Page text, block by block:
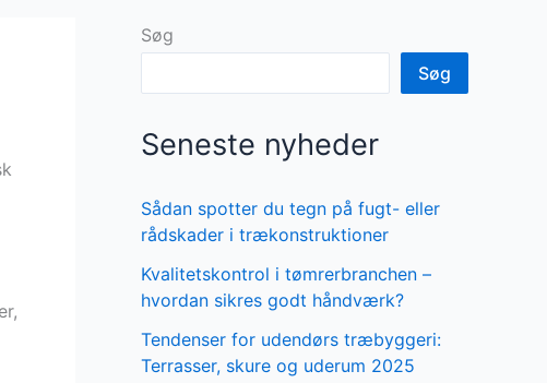
Søg
Søg
Seneste nyheder
Sådan spotter du tegn på fugt- eller
rådskader i trækonstruktioner
Kvalitetskontrol i tømrerbranchen –
hvordan sikres godt håndværk?
Tendenser for udendørs træbyggeri:
Terrasser, skure og uderum 2025